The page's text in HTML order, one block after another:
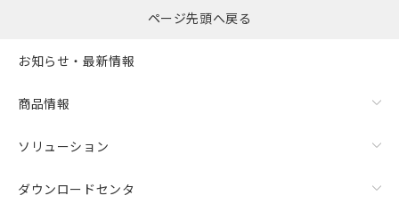
ページ先頭へ戻る
お知らせ・最新情報
商品情報
ソリューション
ダウンロードセンタ